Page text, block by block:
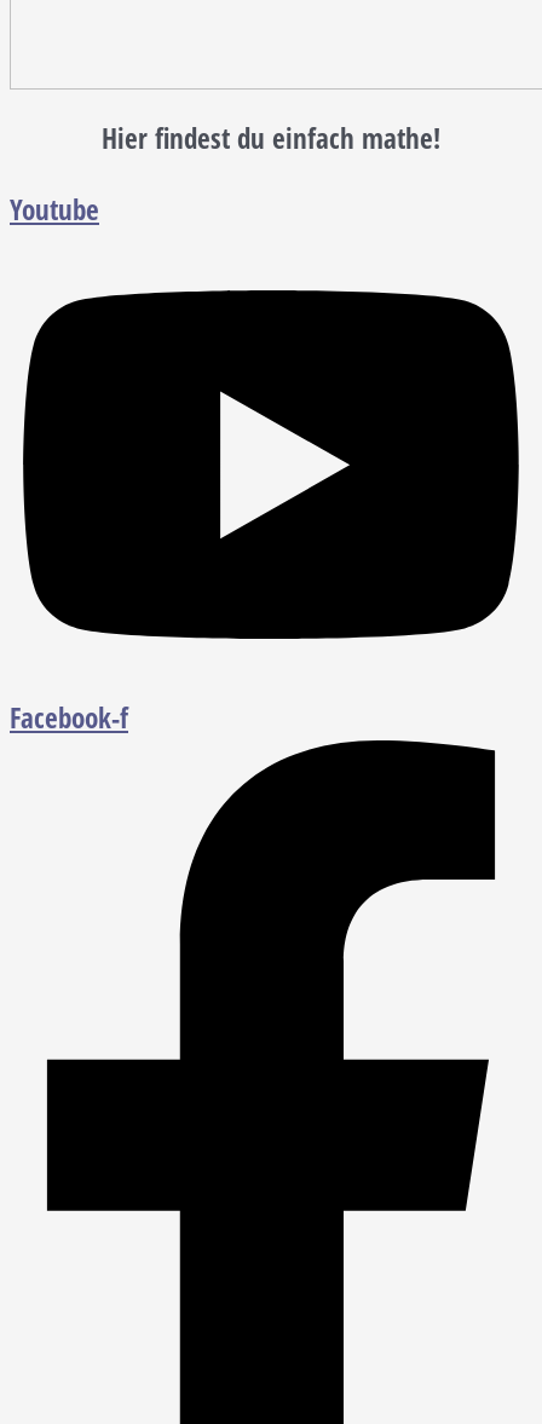
Hier findest du einfach mathe!
Youtube
Facebook-f